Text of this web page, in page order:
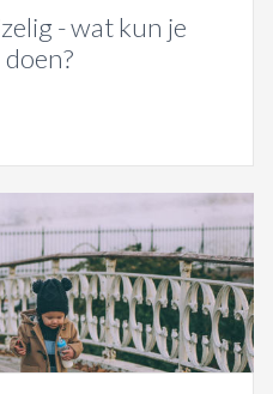
- wat kun je